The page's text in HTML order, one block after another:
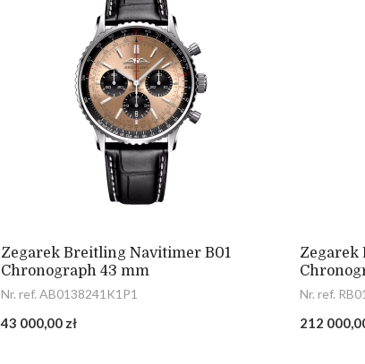
Zegarek Breitling Navitimer B01
Chronograph 43 mm
Nr. ref. AB0138241K1P1
43 000,00 zł
Zegarek
Nr. ref.
212